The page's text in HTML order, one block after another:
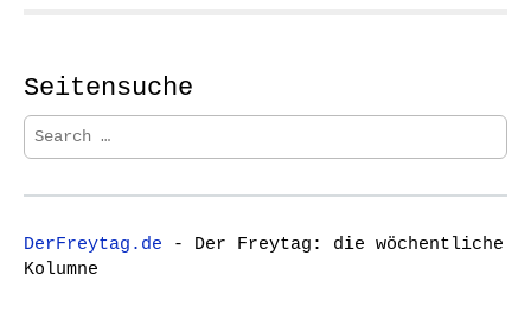
Seitensuche
S
e
r
h
f
DerFreytag.de - Der Freytag: die wöchentliche
Kolumne